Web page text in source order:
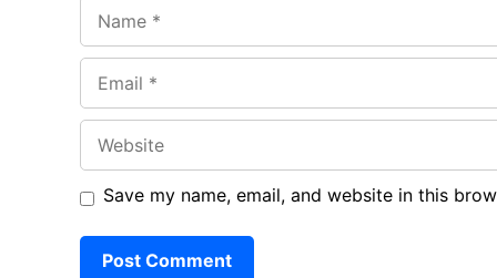
Save my name, email, and website in this